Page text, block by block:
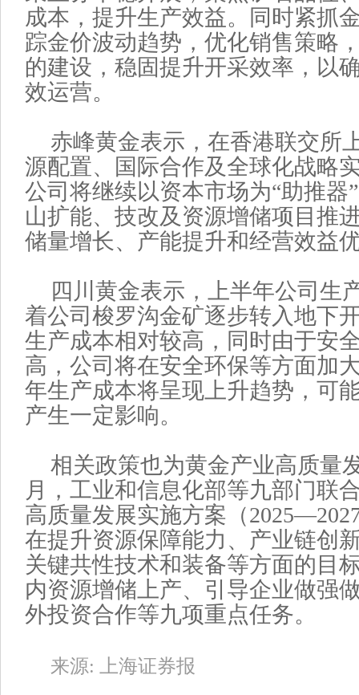
成本，提升生产效益。同时紧抓
踪金价波动趋势，优化销售策略
的建设，稳固提升开采效率，以
效运营。
赤峰黄金表示，在香港联交所
源配置、国际合作及全球化战略
公司将继续以资本市场为“助推器
山扩能、技改及资源增储项目推
储量增长、产能提升和经营效益
四川黄金表示，上半年公司生
着公司梭罗沟金矿逐步转入地下
生产成本相对较高，同时由于安
高，公司将在安全环保等方面加
年生产成本将呈现上升趋势，可
产生一定影响。
相关政策也为黄金产业高质量
月，工业和信息化部等九部门联
高质量发展实施方案（
在提升资源保障能力、产业链创
关键共性技术和装备等方面的目
内资源增储上产、引导企业做强
外投资合作等九项重点任务。
来源: 上海证券报